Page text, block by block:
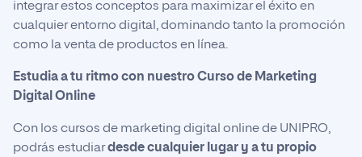
integrar estos conceptos para maximizar el éxito en
cualquier entorno digital, dominando tanto la promoción
como la venta de productos en línea.
Estudia a tu ritmo con nuestro Curso de Marketing
Digital Online
Con los cursos de marketing digital online de UNIPRO,
podrás estudiardesde cualquier lugar y a tu propio